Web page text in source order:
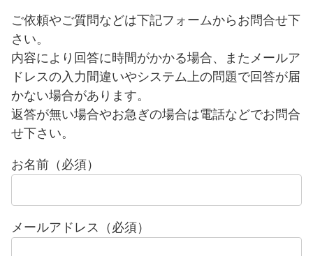
ご依頼やご質問などは下記フォームからお問合せ下
さい。
内容により回答に時間がかかる場合、またメールア
ドレスの入力間違いやシステム上の問題で回答が届
かない場合があります。
返答が無い場合やお急ぎの場合は電話などでお問合
せ下さい。
お名前（必須）
メールアドレス（必須）